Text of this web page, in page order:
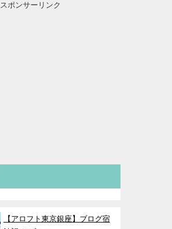
スポンサーリンク
【アロフト東京銀座】ブログ宿